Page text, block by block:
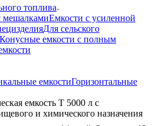
топлива
мешалкамиЕмкости с усиленной
Для сельского
Конусные емкости с полным
емкостиГоризонтальные
емкость T 5000 л с
и химического назначения